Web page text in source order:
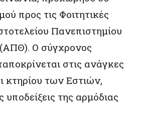
προς τις Φοιτητικές
Πανεπιστημίου
Ο σύγχρονος
στις ανάγκες
κτηρίου των Εστιών,
της αρμόδιας